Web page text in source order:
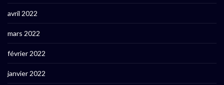
avril 2022
mars 2022
février 2022
janvier 2022